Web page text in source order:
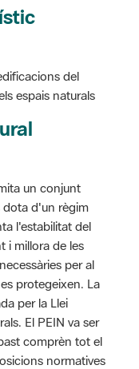
del
un conjunt
i millora de les
per al
protegeixen. La
per la Llei
El PEIN va ser
comprèn tot el
normatives
administracions